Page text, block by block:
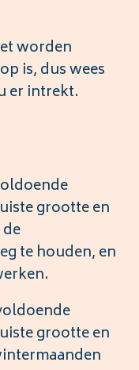
worden
is, dus wees
er intrekt.
grootte en
te houden, en
grootte en